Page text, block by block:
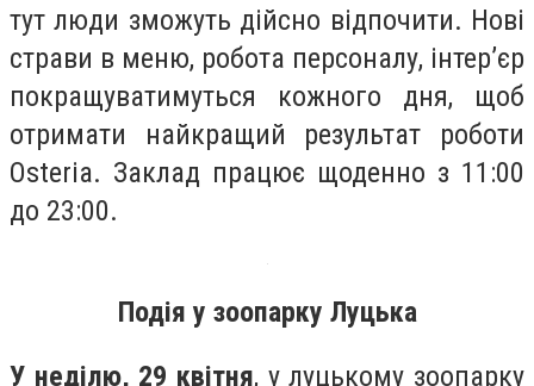
тут люди зможуть дійсно відпочити. Нові
страви в меню, робота персоналу, інтер’єр
покращуватимуться кожного дня, щоб
отримати найкращий результат роботи
Osteria. Заклад працює щоденно з 11:00
до 23:00.
Подія у зоопарку Луцька
У неділю, 29 квітня, у луцькому зоопарку